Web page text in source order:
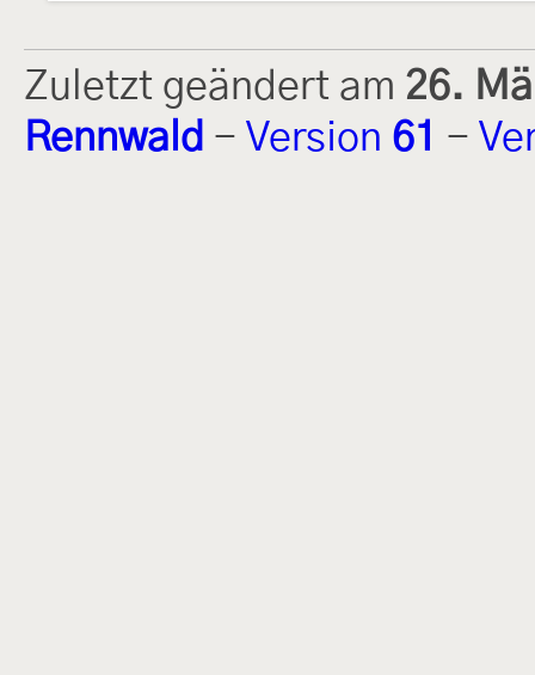
Zuletzt geändert am 26.
Rennwald - Version 61 -